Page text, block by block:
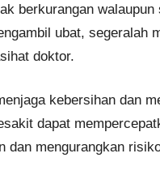
berkurangan walaupun
ubat, segeralah
doktor.
kebersihan dan
dapat
dan mengurangkan